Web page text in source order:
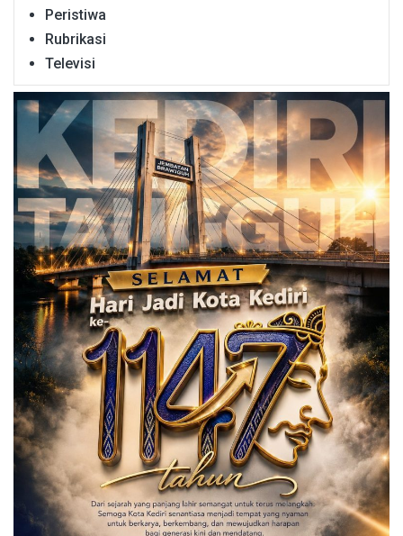
Peristiwa
Rubrikasi
Televisi